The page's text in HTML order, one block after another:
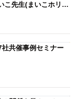
こ先生(まいこホリス
社共催事例セミナー